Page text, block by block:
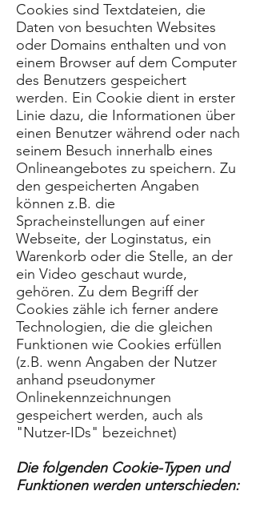
Cookies sind Textdateien, die
Daten von besuchten Websites
oder Domains enthalten und von
einem Browser auf dem Computer
des Benutzers gespeichert
werden. Ein Cookie dient in erster
Linie dazu, die Informationen über
einen Benutzer während oder nach
seinem Besuch innerhalb eines
Onlineangebotes zu speichern. Zu
den gespeicherten Angaben
können z.B. die
Spracheinstellungen auf einer
Webseite, der Loginstatus, ein
Warenkorb oder die Stelle, an der
ein Video geschaut wurde,
gehören. Zu dem Begriff der
Cookies zähle ich ferner andere
Technologien, die die gleichen
Funktionen wie Cookies erfüllen
(z.B. wenn Angaben der Nutzer
anhand pseudonymer
Onlinekennzeichnungen
gespeichert werden, auch als
"Nutzer-IDs" bezeichnet)
Die folgenden Cookie-Typen und
Funktionen werden unterschieden: